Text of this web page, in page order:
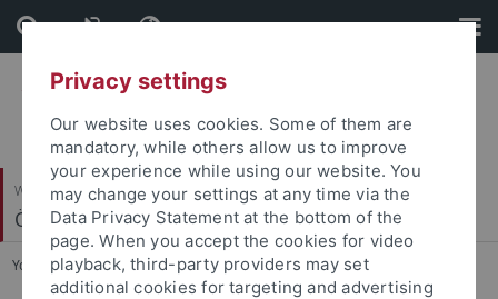
Skip
to
content
Skip
to
footer
Wirtschafts- und Sozialwissenschaftliche Fakultät
Ökonomische Bildung und Wirtschaftsdidaktik
You are here: Startseite ... Themenvorschläge Masterarbeit
Privacy settings
Our website uses cookies. Some of them are
mandatory, while others allow us to improve
your experience while using our website. You
may change your settings at any time via the
Data Privacy Statement at the bottom of the
page. When you accept the cookies for video
playback, third-party providers may set
additional cookies for targeting and advertising